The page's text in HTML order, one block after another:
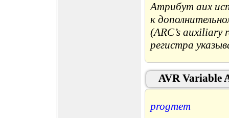
Атрибут aux
к
(ARC’s auxiliary
регистра
AVR Variable
progmem